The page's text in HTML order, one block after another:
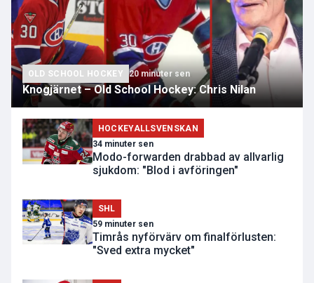
OLD SCHOOL HOCKEY 20 minuter sen
Knogjärnet – Old School Hockey: Chris Nilan
HOCKEYALLSVENSKAN
34 minuter sen
Modo-forwarden drabbad av allvarlig
sjukdom: "Blod i avföringen"
SHL
59 minuter sen
Timrås nyförvärv om finalförlusten:
"Sved extra mycket"